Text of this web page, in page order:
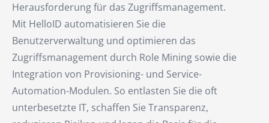
Herausforderung für das Zugriffsmanagement.
Mit HelloID automatisieren Sie die
Benutzerverwaltung und optimieren das
Zugriffsmanagement durch Role Mining sowie die
Integration von Provisioning- und Service-
Automation-Modulen. So entlasten Sie die oft
unterbesetzte IT, schaffen Sie Transparenz,